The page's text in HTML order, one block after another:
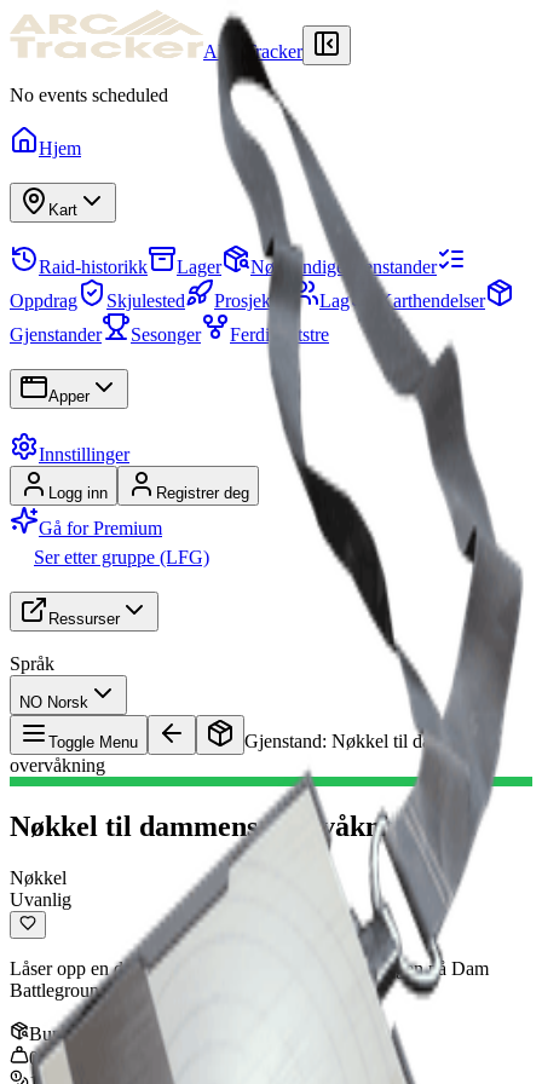
ARCTracker
No events scheduled
Hjem
Kart
Raid-historikk Lager
Nødvendige gjenstander
Oppdrag
Skjulested Prosjekter Lag
Karthendelser
Gjenstander
Sesonger Ferdighetstre
Apper
Innstillinger
Logg inn Registrer deg
Gå for Premium
Ser etter gruppe (LFG)
Ressurser
Språk
NO Norsk
Toggle Menu Gjenstand: Nøkkel til dammens
overvåkning
Nøkkel til dammens overvåkning
Nøkkel
Uvanlig
Låser opp en dør i vannbehandlingskontrollbygningen på Dam
Battlegrounds.
Bunke
0.25 kg